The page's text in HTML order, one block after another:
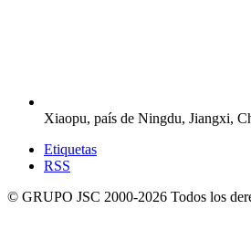
Xiaopu, país de Ningdu, Jiangxi,
Etiquetas
RSS
© GRUPO JSC 2000-2026 Todos los